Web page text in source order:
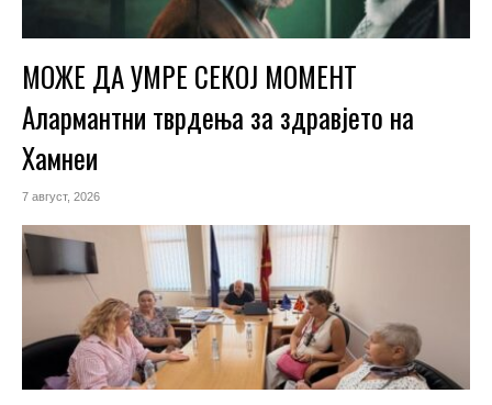
МОЖЕ ДА УМРЕ СЕКОЈ МОМЕНТ
Алармантни тврдења за здравјето на
Хамнеи
7 август, 2026